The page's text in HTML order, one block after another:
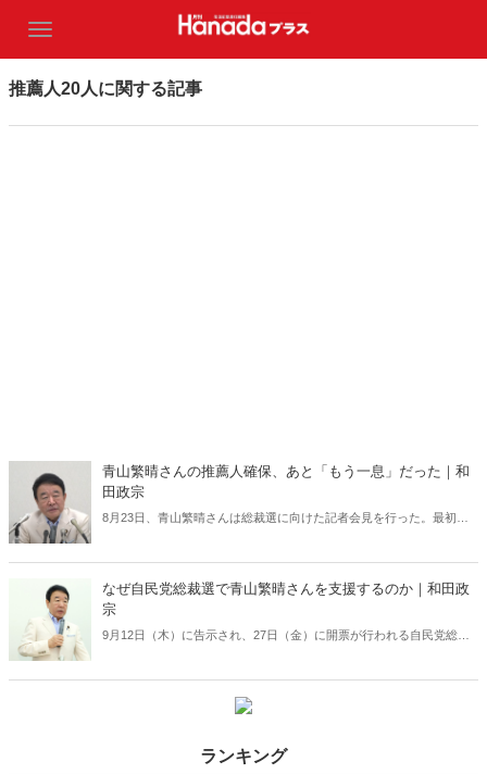
推薦人20人に関する記事
青山繁晴さんの推薦人確保、あと「もう一息」だった｜和
田政宗
8月23日、青山繁晴さんは総裁選に向けた記者会見を行った。最初に
として青山さんを扱わなかったのである――。（サムネイルは「青山
繁晴チャンネル・ぼくらの国会」より）
なぜ自民党総裁選で青山繁晴さんを支援するのか｜和田政
宗
9月12日（木）に告示され、27日（金）に開票が行われる自民党総裁
たい。（写真提供／産経新聞社）
ランキング